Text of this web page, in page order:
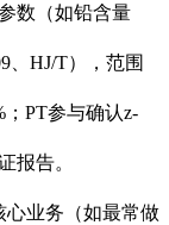
数（如铅含量
、HJ/T），范围
；PT参与确认z-
报告。
心业务（如最常做